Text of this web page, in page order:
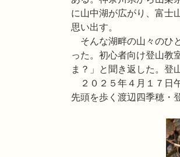
に山中湖が広がり、富士
思い出す。
そんな湖畔の山々のひ
った。初心者向け登山教
ま？」と聞き返した。登
２０２５年４月１７日
先頭を歩く渡辺四季穂・